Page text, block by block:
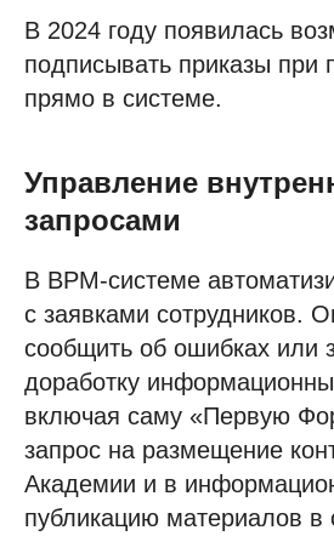
В 2024 году появилась
подписывать приказы
прямо в системе.
Управление
запросами
В BPM-системе
с заявками сотрудников.
сообщить об ошибках или
доработку
включая саму «Первую
запрос на размещение
Академии и в
публикацию материалов в